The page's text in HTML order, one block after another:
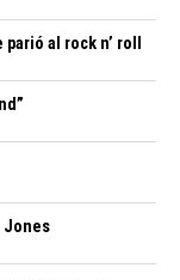
al rock n’ roll
Jones